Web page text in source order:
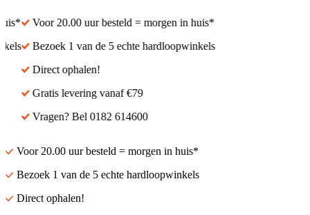
Voor 20.00 uur besteld = morgen in huis*
Bezoek 1 van de 5 echte hardloopwinkels
Direct ophalen!
Gratis levering vanaf €79
Vragen? Bel 0182 614600
Voor 20.00 uur besteld = morgen in huis*
Bezoek 1 van de 5 echte hardloopwinkels
Direct ophalen!